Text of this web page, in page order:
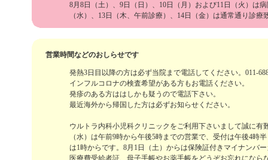
8月8日（土）、9日（日）、10日（月）および11日（火）は
（水）、13日（木、午前診療）、14日（金）は通常通り診療
営業時間などのおしらせです
発熱3日目以降の方は必ず当院まで電話してください。011-
インフルコロナの検査希望がある方もお電話ください。
発疹のある方ははしかも疑うので電話下さい。
最近海外から帰国した方は必ずお知らせください。
ウルトラ内科小児科クリニックをご利用下さいまして誠に有
（水）は午前9時から午後5時までの営業で、受付は午後4時
は1時からです。8月1日（土）からは保険証付きマイナンバ
医療費受給者証、母子手帳やお薬手帳をどうぞお忘れになら